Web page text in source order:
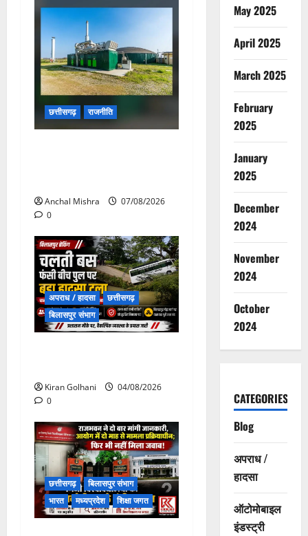
छत्तीसगढ़ राजनीति
Anchal Mishra
07/08/2026
0
अपराध / हादसा
छत्तीसगढ़
बिलासपुर संभाग
Kiran Golhani
04/08/2026
0
छत्तीसगढ़
बिलासपुर संभाग
भारत
मध्यप्रदेश शिक्षा जगत
May 2025
April 2025
March 2025
February
2025
January
2025
December
2024
November
2024
October
2024
CATEGORIES
Blog
अपराध /
हादसा
ऑटोमोबाइल
इंडस्ट्री